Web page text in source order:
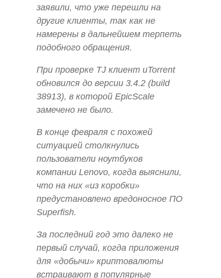
заявили, что уже перешли на
другие клиенты, так как не
намерены в дальнейшем терпеть
подобного обращения.
При проверке TJ клиент uTorrent
обновился до версии 3.4.2 (build
38913), в которой EpicScale
замечено не было.
В конце февраля с похожей
ситуацией столкнулись
пользователи ноутбуков
компании Lenovo, когда выяснили,
что на них «из коробки»
предустановлено вредоносное ПО
Superfish.
За последний год это далеко не
первый случай, когда приложения
для «добычи» криптовалюты
встраивают в популярные